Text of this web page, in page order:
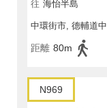
往 海怡半島
中環街市, 德輔道中
距離 80m
N969